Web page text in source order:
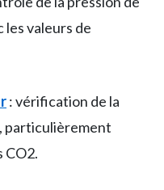
les valeurs de
: vérification de la
particulièrement
CO2.